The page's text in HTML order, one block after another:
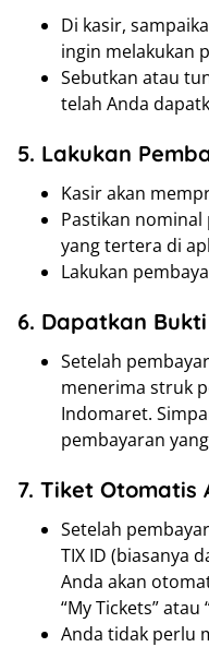
Di kasir,
ingin melakukan
Sebutkan atau
telah Anda
5. Lakukan
Kasir akan
Pastikan nominal
yang tertera di
Lakukan
6. Dapatkan
Setelah
menerima struk
Indomaret.
pembayaran
7. Tiket Otomatis
Setelah
TIX ID (biasanya
Anda akan
“My Tickets” atau
Anda tidak perlu